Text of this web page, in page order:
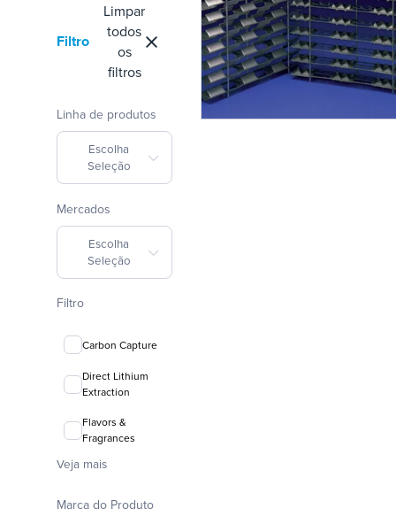
Filtro
Limpar
todos
os
filtros
Linha de produtos
Escolha
Seleção
Mercados
Escolha
Seleção
Filtro
Carbon Capture
Direct Lithium
Extraction
Flavors &
Fragrances
Veja mais
Marca do Produto